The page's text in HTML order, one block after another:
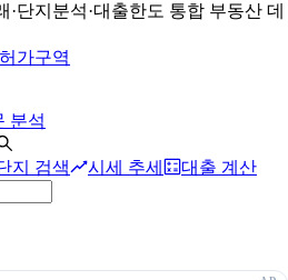
·단지분석·대출한도 통합 부동산 데
가구역
분석
지 검색 시세 추세
대출 계산